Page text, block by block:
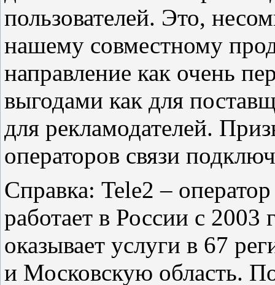
пользователей. Это,
нашему совместному
направление как очень
выгодами как для
для рекламодателей.
операторов связи
Справка: Tele2 –
работает в России с 2003
оказывает услуги в 67
и Московскую область.